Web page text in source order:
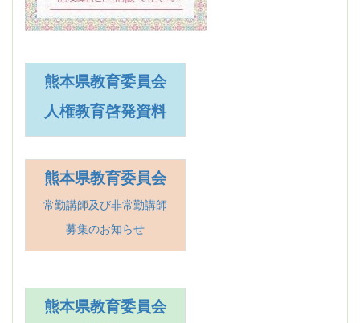
熊本県教育委員会
人権教育啓発資料
熊本県教育委員会
常勤講師及び非常勤講師
募集のお知らせ
熊本県教育委員会